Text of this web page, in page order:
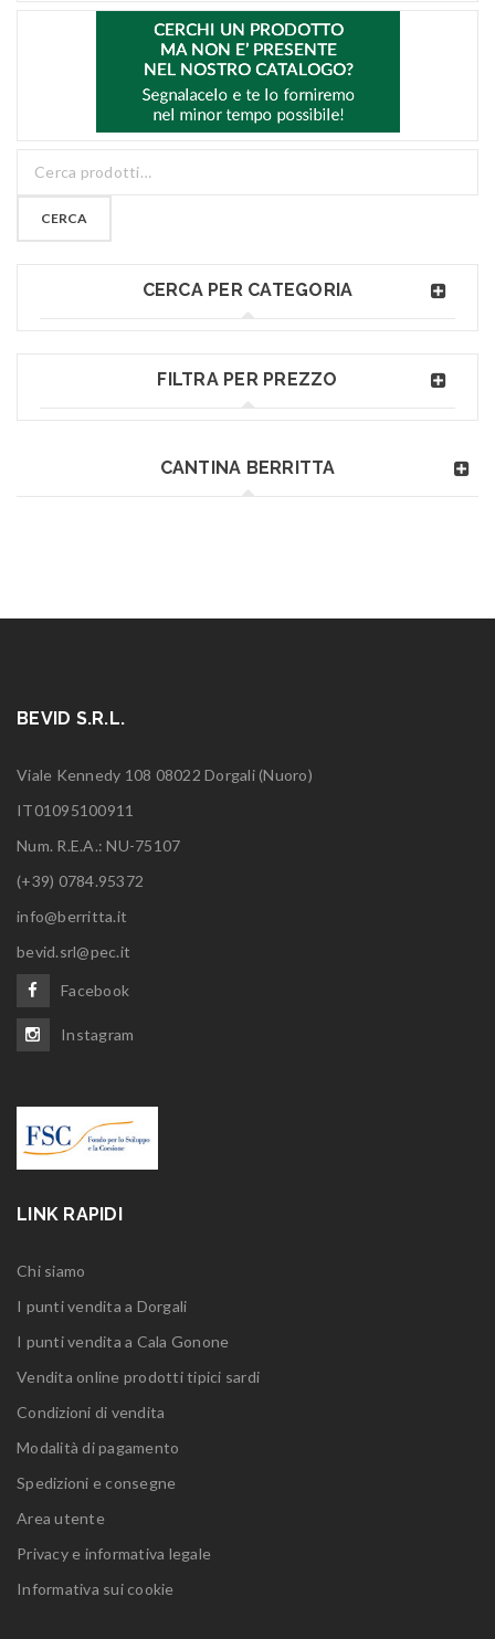
CERCA
CERCA PER CATEGORIA
FILTRA PER PREZZO
CANTINA BERRITTA
BEVID S.R.L.
Viale Kennedy 108 08022 Dorgali (Nuoro)
IT01095100911
Num. R.E.A.: NU-75107
(+39) 0784.95372
info@berritta.it
bevid.srl@pec.it
Facebook
Instagram
LINK RAPIDI
Chi siamo
I punti vendita a Dorgali
I punti vendita a Cala Gonone
Vendita online prodotti tipici sardi
Condizioni di vendita
Modalità di pagamento
Spedizioni e consegne
Area utente
Privacy e informativa legale
Informativa sui cookie